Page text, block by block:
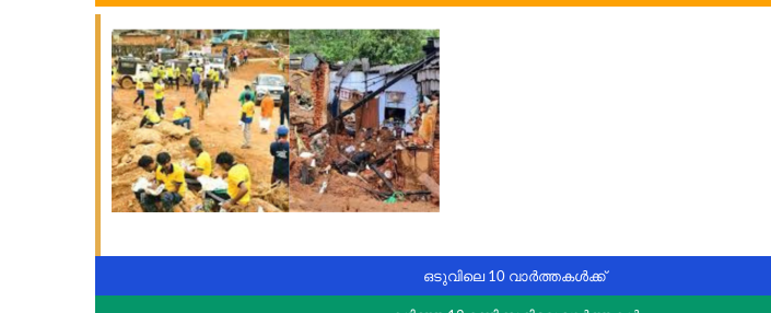
ഒടുവിലെ 10 വാർത്തകൾക്ക്